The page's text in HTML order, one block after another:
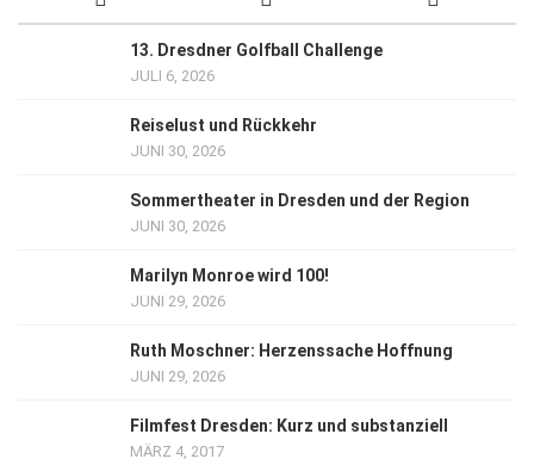
13. Dresdner Golfball Challenge
JULI 6, 2026
Reiselust und Rückkehr
JUNI 30, 2026
Sommertheater in Dresden und der Region
JUNI 30, 2026
Marilyn Monroe wird 100!
JUNI 29, 2026
Ruth Moschner: Herzenssache Hoffnung
JUNI 29, 2026
Filmfest Dresden: Kurz und substanziell
MÄRZ 4, 2017